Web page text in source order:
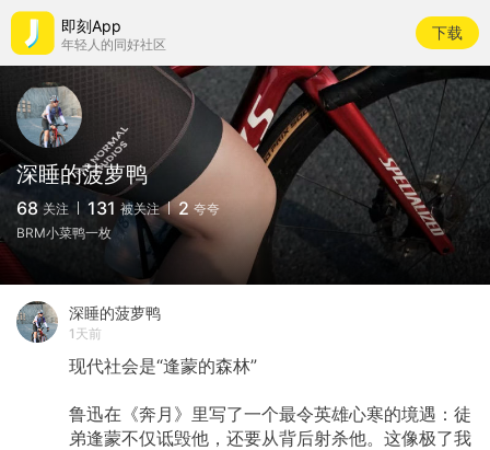
即刻App
年轻人的同好社区
下载
深睡的菠萝鸭
68 关注 131 被关注 2 夸夸
BRM小菜鸭一枚
深睡的菠萝鸭
1天前
现代社会是“逢蒙的森林”
鲁迅在《奔月》里写了一个最令英雄心寒的境遇：徒
弟逢蒙不仅诋毁他，还要从背后射杀他。这像极了我